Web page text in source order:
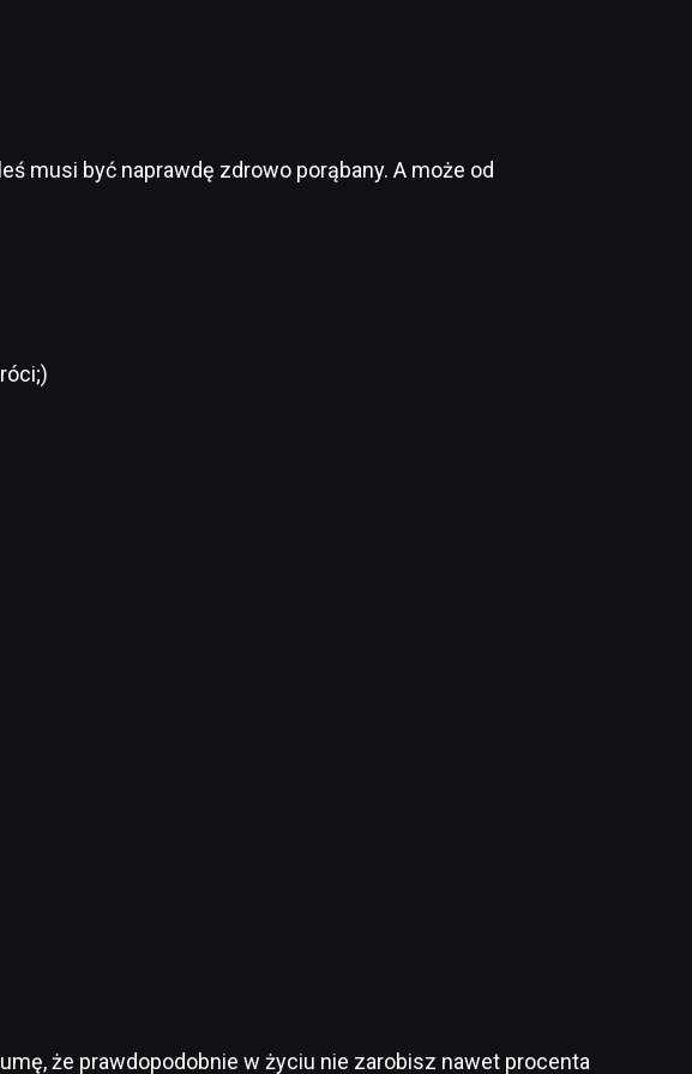
musi być naprawdę zdrowo porąbany. A może od
że prawdopodobnie w życiu nie zarobisz nawet procenta